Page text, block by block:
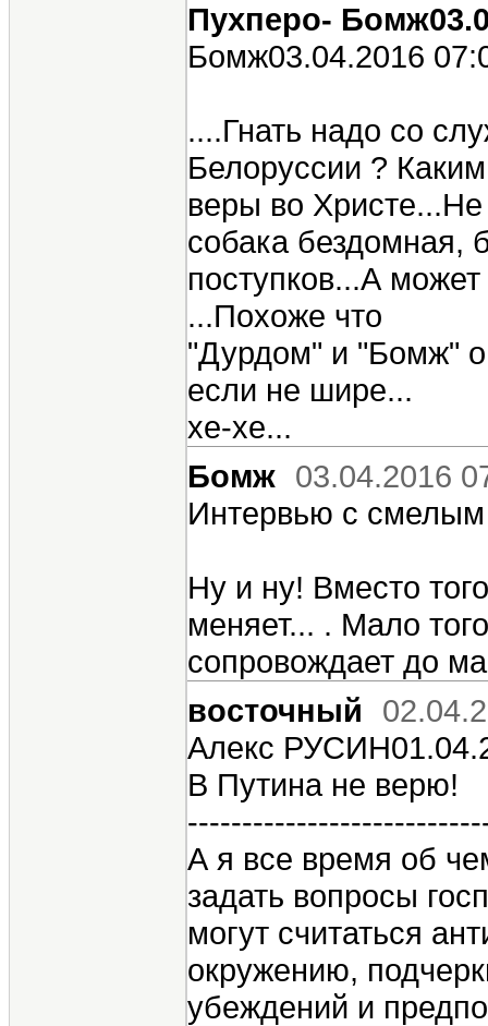
Пухперо-
Бомж03.04.2016
....Гнать надо со
Белоруссии ?
веры во
собака бездомная,
поступков...А
...Похоже что
"Дурдом" и "Бомж"
если не шире...
хе-хе...
Бомж 03.04.2016
Интервью с смелым
Ну и ну! Вместо
меняет... . Мало
сопровождает до
восточный
Алекс
В Путина не верю!
А я все время об
задать вопросы
могут считаться
окружению,
убеждений и